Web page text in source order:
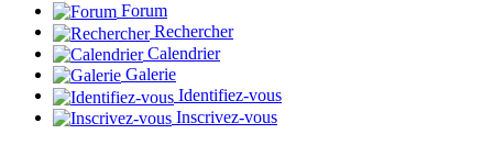
Forum
Rechercher
Calendrier
Galerie
Identifiez-vous
Inscrivez-vous